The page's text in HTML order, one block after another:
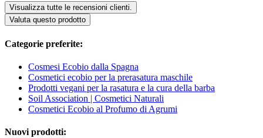
Visualizza tutte le recensioni clienti.
Valuta questo prodotto
Categorie preferite:
Cosmesi Ecobio dalla Spagna
Cosmetici ecobio per la prerasatura maschile
Prodotti vegani per la rasatura e la cura della barba
Soil Association | Cosmetici Naturali
Cosmetici Ecobio al Profumo di Agrumi
Nuovi prodotti: